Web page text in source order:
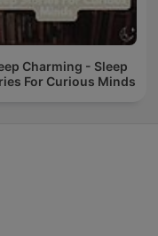
Charming - Sleep
For Curious Minds